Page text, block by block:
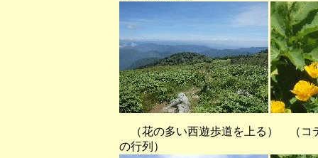
（花の多い西遊歩道を上る） （
の行列）